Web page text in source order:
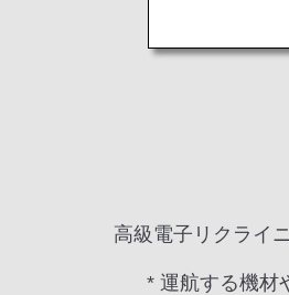
高級電子リクライ
* 運航する機材